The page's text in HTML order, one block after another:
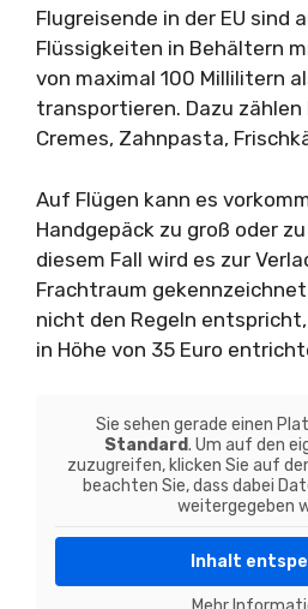
Flugreisende in der EU sind
Flüssigkeiten in Behältern
von maximal 100 Millilitern
transportieren. Dazu
Cremes, Zahnpasta,
Auf Flügen kann es
Handgepäck zu groß oder
diesem Fall wird es zur
Frachtraum
nicht den Regeln
in Höhe von 35 Euro
Sie sehen gerade einen
Standard. Um auf den
zuzugreifen, klicken Sie auf
beachten Sie, dass dabei
weitergegeben
Inhalt